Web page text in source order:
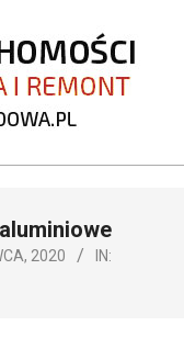
2020
IN: